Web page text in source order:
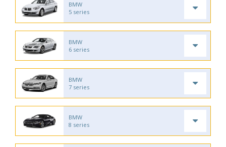
BMW
5 series
BMW
6 series
BMW
7 series
BMW
8 series